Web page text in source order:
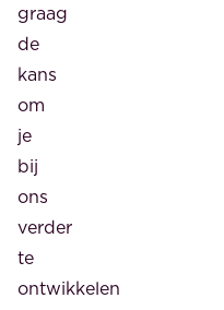
graag
de
kans
om
je
bij
ons
verder
te
ontwikkelen